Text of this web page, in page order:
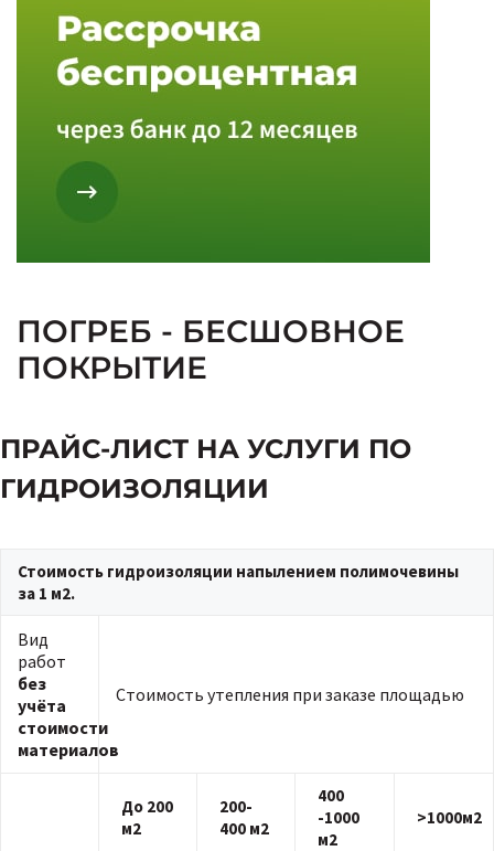
ПОГРЕБ - БЕСШОВНОЕ
ПОКРЫТИЕ
ПРАЙС-ЛИСТ НА УСЛУГИ ПО
ГИДРОИЗОЛЯЦИИ
Стоимость гидроизоляции напылением полимочевины
за 1 м2.
Вид
работ
без
учёта
стоимости
материалов
Стоимость утепления при заказе площадью
До 200
м2
200-
400 м2
400
-1000
м2
>1000м2